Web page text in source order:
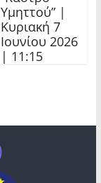
Υμηττού” |
Κυριακή 7
Ιουνίου 2026
| 11:15